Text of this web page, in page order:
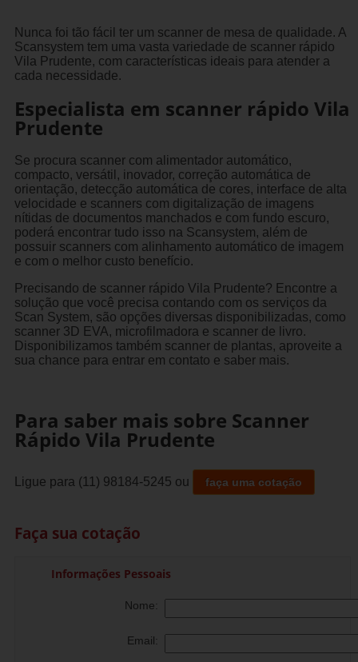
Nunca foi tão fácil ter um scanner de mesa de qualidade. A
Scansystem tem uma vasta variedade de scanner rápido
Vila Prudente, com características ideais para atender a
cada necessidade.
Especialista em scanner rápido Vila
Prudente
Se procura scanner com alimentador automático,
compacto, versátil, inovador, correção automática de
orientação, detecção automática de cores, interface de alta
velocidade e scanners com digitalização de imagens
nítidas de documentos manchados e com fundo escuro,
poderá encontrar tudo isso na Scansystem, além de
possuir scanners com alinhamento automático de imagem
e com o melhor custo benefício.
Precisando de scanner rápido Vila Prudente? Encontre a
solução que você precisa contando com os serviços da
Scan System, são opções diversas disponibilizadas, como
scanner 3D EVA, microfilmadora e scanner de livro.
Disponibilizamos também scanner de plantas, aproveite a
sua chance para entrar em contato e saber mais.
Para saber mais sobre Scanner
Rápido Vila Prudente
Ligue para (11) 98184-5245 ou faça uma cotação
Faça sua cotação
Informações Pessoais
Nome:
Email: